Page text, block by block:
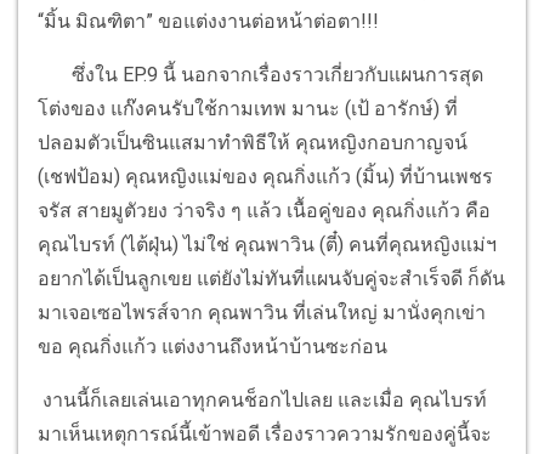
“มิ้น มิณฑิตา” ขอแต่งงานต่อหน้าต่อตา!!!
ซึ่งใน EP.9 นี้ นอกจากเรื่องราวเกี่ยวกับแผนการสุด
โต่งของ แก๊งคนรับใช้กามเทพ มานะ (เป้ อารักษ์) ที่
ปลอมตัวเป็นซินแสมาทำพิธีให้ คุณหญิงกอบกาญจน์
(เชฟป้อม) คุณหญิงแม่ของ คุณกิ่งแก้ว (มิ้น) ที่บ้านเพชร
จรัส สายมูตัวยง ว่าจริง ๆ แล้ว เนื้อคู่ของ คุณกิ่งแก้ว คือ
คุณไบรท์ (ไต้ฝุ่น) ไม่ใช่ คุณพาวิน (ตี๋) คนที่คุณหญิงแม่ฯ
อยากได้เป็นลูกเขย แต่ยังไม่ทันที่แผนจับคู่จะสำเร็จดี ก็ดัน
มาเจอเซอไพรส์จาก คุณพาวิน ที่เล่นใหญ่ มานั่งคุกเข่า
ขอ คุณกิ่งแก้ว แต่งงานถึงหน้าบ้านซะก่อน
งานนี้ก็เลยเล่นเอาทุกคนช็อกไปเลย และเมื่อ คุณไบรท์
มาเห็นเหตุการณ์นี้เข้าพอดี เรื่องราวความรักของคู่นี้จะ